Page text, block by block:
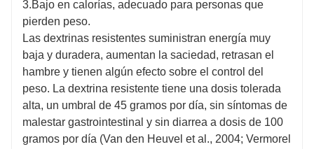
3.Bajo en calorías, adecuado para personas que
pierden peso.
Las dextrinas resistentes suministran energía muy
baja y duradera, aumentan la saciedad, retrasan el
hambre y tienen algún efecto sobre el control del
peso. La dextrina resistente tiene una dosis tolerada
alta, un umbral de 45 gramos por día, sin síntomas de
malestar gastrointestinal y sin diarrea a dosis de 100
gramos por día (Van den Heuvel et al., 2004; Vermorel